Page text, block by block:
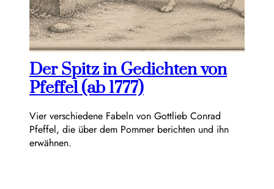
Der Spitz in Gedichten von
Pfeffel (ab 1777)
Vier verschiedene Fabeln von Gottlieb Conrad
Pfeffel, die über dem Pommer berichten und ihn
erwähnen.